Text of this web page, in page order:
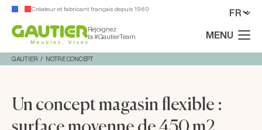
Créateur et fabricant français depuis 1960
Rejoignez
la #GautierTeam
MENU
GAUTIER NOTRE CONCEPT
Un concept magasin flexible :